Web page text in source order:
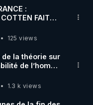
:
FAIT
découverte
125 views
de la théorie sur
de l’homme
dioxyde de
1.3 k views